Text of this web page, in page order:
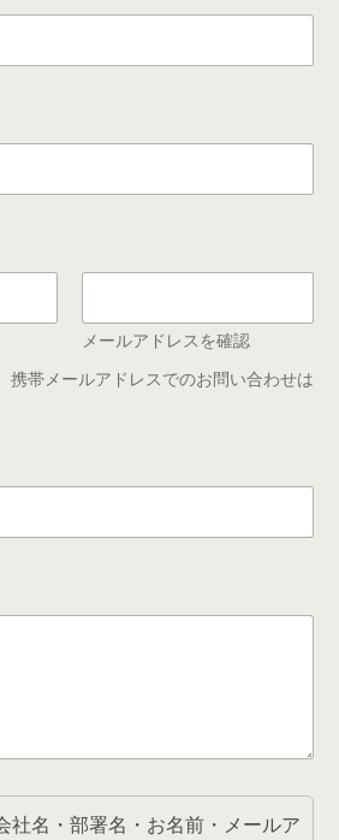
メールアドレスを確認
携帯メールアドレスでのお問い合わせは
社名・部署名・お名前・メールア